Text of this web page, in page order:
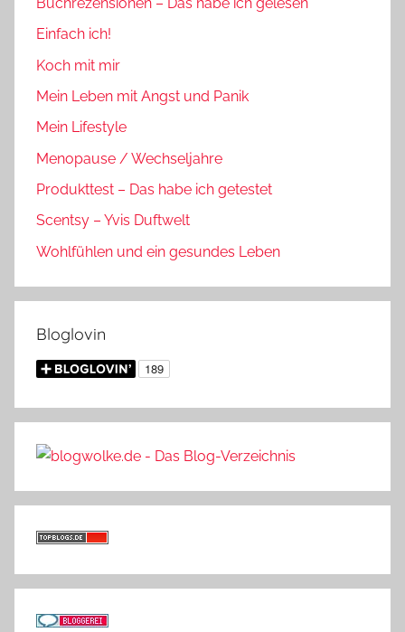
Einfach ich!
Koch mit mir
Mein Leben mit Angst und Panik
Mein Lifestyle
Menopause / Wechseljahre
Produkttest – Das habe ich getestet
Scentsy – Yvis Duftwelt
Wohlfühlen und ein gesundes Leben
Bloglovin